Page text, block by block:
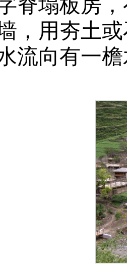
脊塌板房
，用夯土
流向有一